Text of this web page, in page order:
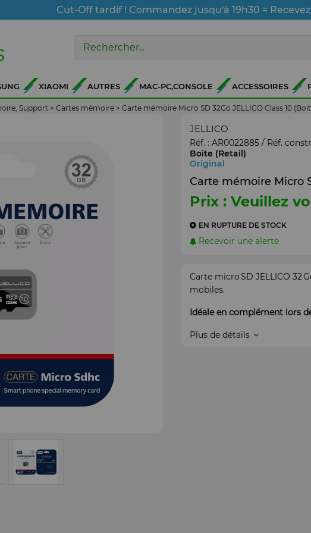
Cut-Off tardif ! Commandez jusqu'à 19h30 =
XIAOMI AUTRES MAC-PC,CONSOLE ACCESSOIRES
Support > Cartes mémoire > Carte mémoire Micro SD 32Go JELLICO Class 10
JELLICO
Réf. : AR0022885/ Réf.
Boite (Retail)
Original
Carte mémoire Micro
Prix : Veuillez
EN RUPTURE DE STOCK
Recevoir une alerte
Carte micro SD JELLICO 32
mobiles.
Idéale en complément lors
Plus de détails